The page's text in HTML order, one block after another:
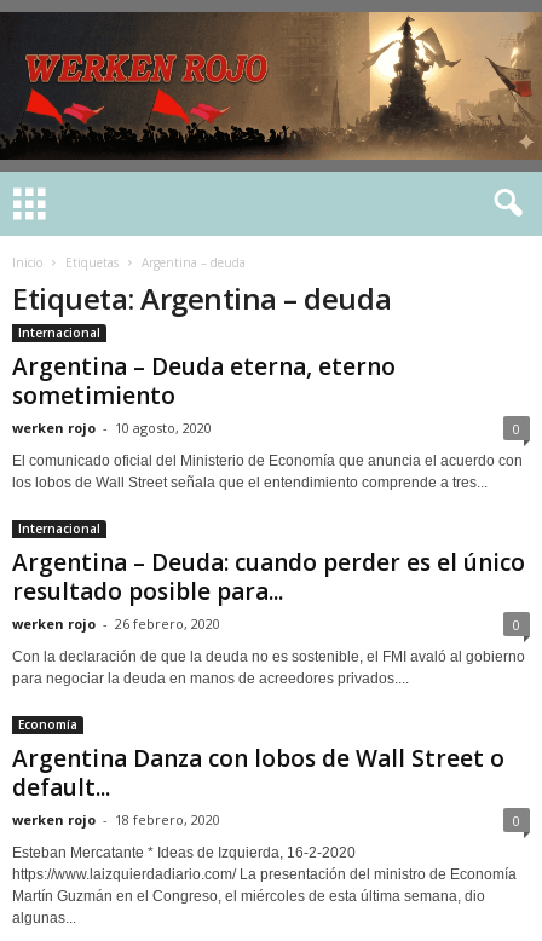
Inicio Etiquetas Argentina – deuda
Etiqueta: Argentina – deuda
Internacional
Argentina – Deuda eterna, eterno
sometimiento
werken rojo - 10 agosto, 2020 0
El comunicado oficial del Ministerio de Economía que anuncia el acuerdo con
los lobos de Wall Street señala que el entendimiento comprende a tres...
Internacional
Argentina – Deuda: cuando perder es el único
resultado posible para...
werken rojo - 26 febrero, 2020 0
Con la declaración de que la deuda no es sostenible, el FMI avaló al gobierno
para negociar la deuda en manos de acreedores privados....
Economía
Argentina Danza con lobos de Wall Street o
default...
werken rojo - 18 febrero, 2020 0
Esteban Mercatante * Ideas de Izquierda, 16-2-2020
https://www.laizquierdadiario.com/ La presentación del ministro de Economía
Martín Guzmán en el Congreso, el miércoles de esta última semana, dio
algunas...